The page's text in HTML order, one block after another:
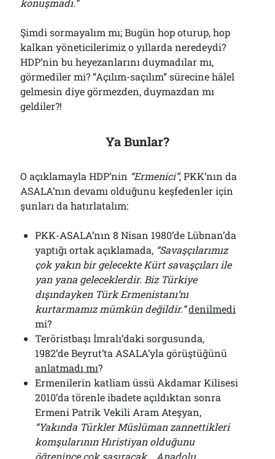
konuşmadı.”
Şimdi sormayalım mı; Bugün hop oturup, hop
kalkan yöneticilerimiz o yıllarda neredeydi?
HDP’nin bu heyezanlarını duymadılar mı,
görmediler mi? “Açılım-saçılım” sürecine hâlel
gelmesin diye görmezden, duymazdan mı
geldiler?!
Ya Bunlar?
O açıklamayla HDP’nin “Ermenici”, PKK’nın da
ASALA’nın devamı olduğunu keşfedenler için
şunları da hatırlatalım:
PKK-ASALA’nın 8 Nisan 1980’de Lübnan’da
yaptığı ortak açıklamada, “Savaşçılarımız
çok yakın bir gelecekte Kürt savaşçıları ile
yan yana geleceklerdir. Biz Türkiye
dışındayken Türk Ermenistanı’nı
kurtarmamız mümkün değildir.”denilmedi
mi?
Teröristbaşı İmralı’daki sorgusunda,
1982’de Beyrut’ta ASALA’yla görüştüğünü
anlatmadı mı?
Ermenilerin katliam üssü Akdamar Kilisesi
2010’da törenle ibadete açıldıktan sonra
Ermeni Patrik Vekili Aram Ateşyan,
“Yakında Türkler Müslüman zannettikleri
komşularının Hıristiyan olduğunu
öğrenince çok şaşıracak… Anadolu